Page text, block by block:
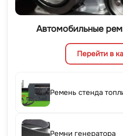
Автомобильные
Перейти в
Ремень стенда
Ремни генератора